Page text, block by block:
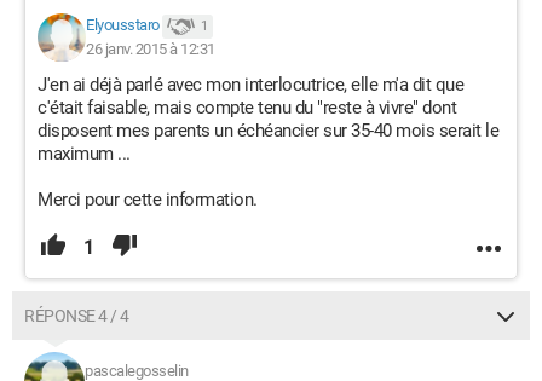
Elyousstaro 1
26 janv. 2015 à 12:31
J'en ai déjà parlé avec mon interlocutrice, elle m'a dit que
c'était faisable, mais compte tenu du "reste à vivre" dont
disposent mes parents un échéancier sur 35-40 mois serait le
maximum ...
Merci pour cette information.
1
RÉPONSE 4 / 4
pascalegosselin